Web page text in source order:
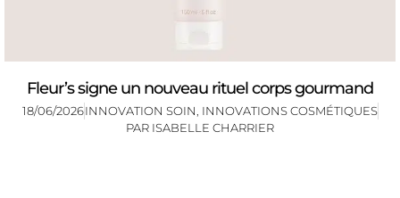
Fleur’s signe un nouveau rituel corps gourmand
18/06/2026INNOVATION SOIN, INNOVATIONS COSMÉTIQUES
PAR ISABELLE CHARRIER